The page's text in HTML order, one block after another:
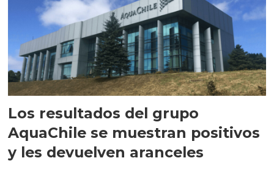
Los resultados del grupo
AquaChile se muestran positivos
y les devuelven aranceles